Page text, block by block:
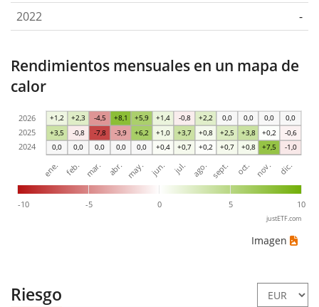
2022
-
Rendimientos mensuales en un mapa de
calor
0,0 0,0 0,0 0,0 0,0 +0,4 +0,7 +0,2 +0,7 +0,8 +7,5 -1,0
+3,5 -0,8 -7,8 -3,9 +6,2 +1,0 +3,7 +0,8 +2,5 +3,8 +0,2 -0,6
+1,2 +2,3 -4,5 +8,1 +5,9 +1,4 -0,8 +2,2 0,0 0,0 0,0 0,0
-10 -5 0 5 10
ene. feb. mar. abr. may. jun. jul. ago. sept. oct. nov. dic.
2024
2025
2026
justETF.com
Imagen
Riesgo